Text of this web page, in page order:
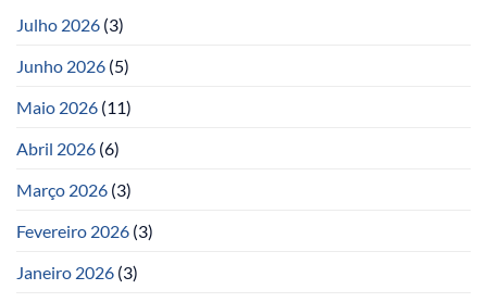
Julho 2026 (3)
Junho 2026 (5)
Maio 2026 (11)
Abril 2026 (6)
Março 2026 (3)
Fevereiro 2026 (3)
Janeiro 2026 (3)